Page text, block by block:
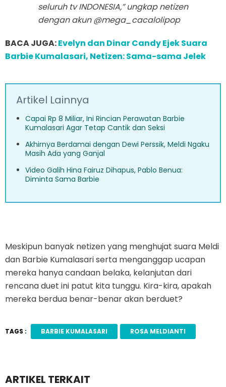
seluruh tv INDONESIA,” ungkap netizen
dengan akun @mega_cacalolipop
BACA JUGA:Evelyn dan Dinar Candy Ejek Suara
Barbie Kumalasari, Netizen: Sama-sama Jelek
Artikel Lainnya
Capai Rp 8 Miliar, Ini Rincian Perawatan Barbie
Kumalasari Agar Tetap Cantik dan Seksi
Akhirnya Berdamai dengan Dewi Perssik, Meldi Ngaku
Masih Ada yang Ganjal
Video Galih Hina Fairuz Dihapus, Pablo Benua:
Diminta Sama Barbie
Meskipun banyak netizen yang menghujat suara Meldi
dan Barbie Kumalasari serta menganggap ucapan
mereka hanya candaan belaka, kelanjutan dari
rencana duet ini patut kita tunggu. Kira-kira, apakah
mereka berdua benar-benar akan berduet?
TAGS : BARBIE KUMALASARI ROSA MELDIANTI
ARTIKEL TERKAIT